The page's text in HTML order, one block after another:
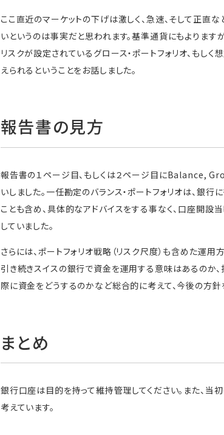
ここ直近のマーケットの下げは激しく、急速、そして正直
いというのは事実だと思われます。基準通貨にもよります
リスクが設定されているグロース・ポートフォリオ、もし
えられるということをお話しました。
報告書の見方
報告書の１ページ目、もしくは２ページ目にBalance,
いしました。一任勘定のバランス・ポートフォリオは、銀
ことも含め、具体的なアドバイスをする事なく、口座開
していました。
さらには、ポートフォリオ戦略（リスク尺度）も含めた運
引き続きスイスの銀行で資金を運用する意味はあるのか
際に資金をどうするのかなど総合的に考えて、今後の方針
まとめ
銀行口座は目的を持って維持管理してください。また、
考えています。